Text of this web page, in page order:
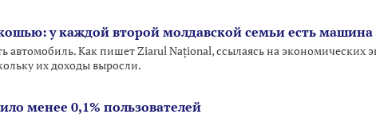
у каждой второй молдавской семьи есть машина
автомобиль. Как пишет Ziarul Național, ссылаясь на экономических
их доходы выросли.
менее 0,1% пользователей